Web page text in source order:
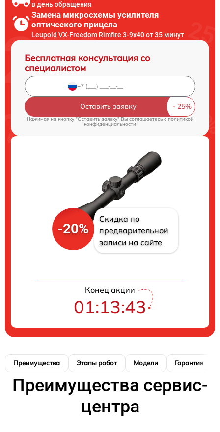
в день обращения
Замена микросхемы усилителя
оптического прицела
Leupold VX-Freedom Rimfire 3-9x40 от 35 минут
Бесплатная консультация со
специалистом
Оставить заявку
Нажимая на кнопку "Оставить заявку" Вы соглашаетесь cполитикой
конфиденциальности
-20%
Скидка по
предварительной
записи на сайте
Конец акции
01:13:42
Преимущества Этапы работ Модели Гарантия
Преимущества сервис-
центра